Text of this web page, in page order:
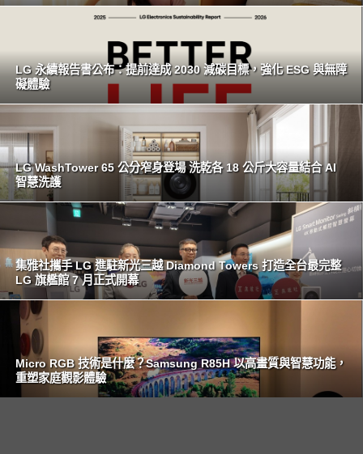
LG 永續報告書公布：提前達成 2030 減碳目標，強化 ESG 與無障
礙體驗
LG WashTower 65 公分窄身登場 洗乾各 18 公斤大容量結合 AI
智慧洗護
集雅社攜手 LG 進駐新光三越 Diamond Towers 打造全台最完整
LG 旗艦館 7 月正式開幕
Micro RGB 技術是什麼？Samsung R85H 以高畫質與智慧功能，
重塑家庭觀影體驗